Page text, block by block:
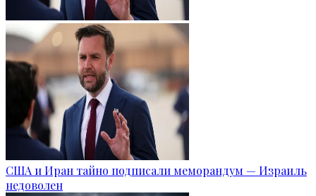
США и Иран тайно подписали меморандум — Израиль
недоволен